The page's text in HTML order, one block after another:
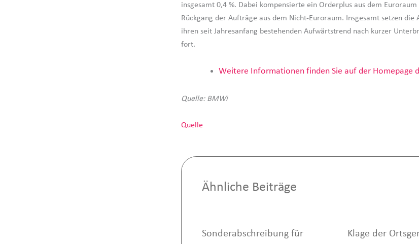
insgesamt 0,4 %. Dabei kompensierte ein Orderplus aus dem
Rückgang der Aufträge aus dem Nicht-Euroraum. Insgesamt setzen
ihren seit Jahresanfang bestehenden Aufwärtstrend nach kurzer
fort.
Weitere Informationen finden Sie auf der Homepage
Quelle: BMWi
Quelle
Ähnliche Beiträge
Sonderabschreibung für
Klage der